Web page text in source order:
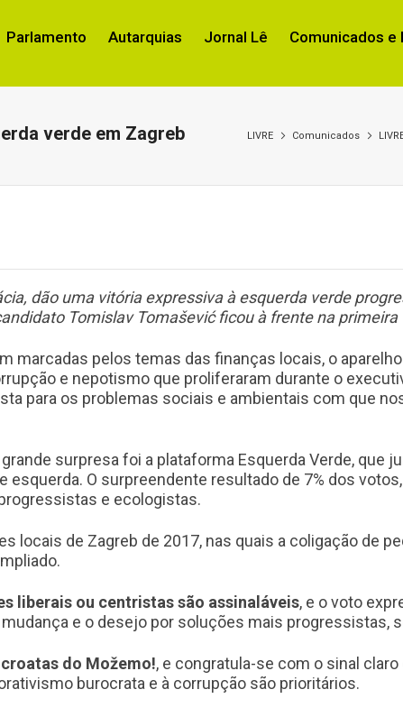
Parlamento Autarquias Jornal Lê Comunicados e
verde em Zagreb LIVRE Comunicados
dão uma vitória expressiva à esquerda verde
Tomislav Tomašević ficou à frente na
marcadas pelos temas das finanças locais, o
e nepotismo que proliferaram durante o
para os problemas sociais e ambientais com que
surpresa foi a plataforma Esquerda Verde, que
esquerda. O surpreendente resultado de 7% dos
e ecologistas.
locais de Zagreb de 2017, nas quais a coligação de
liberais ou centristas são assinaláveis, e o voto
e o desejo por soluções mais progressistas,
do Možemo!, e congratula-se com o sinal
burocrata e à corrupção são prioritários.